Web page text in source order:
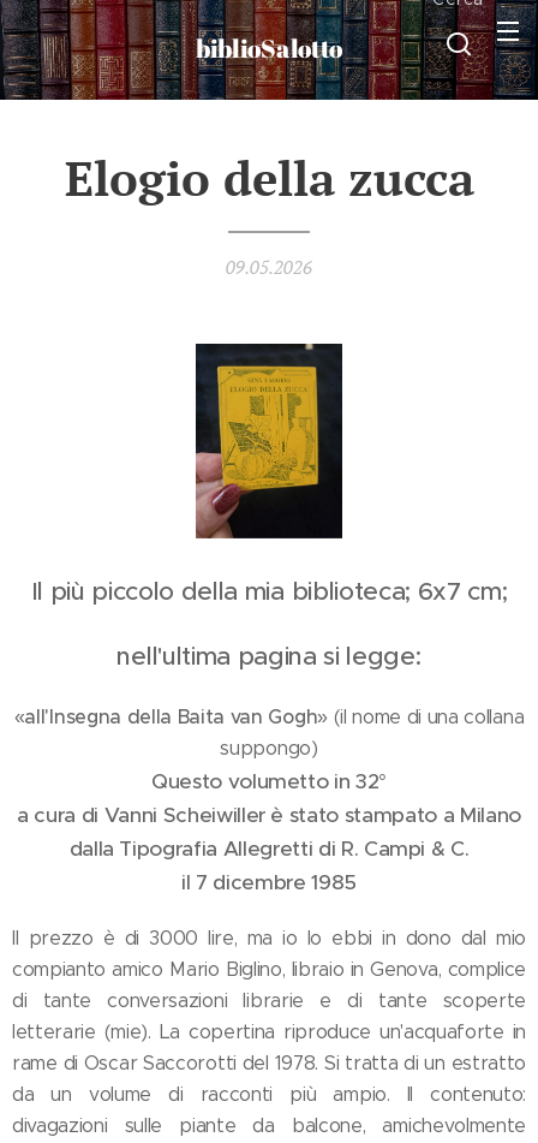
biblioSalotto
Elogio della zucca
09.05.2026
Il più piccolo della mia biblioteca; 6x7 cm;
nell'ultima pagina si legge:
«all'Insegna della Baita van Gogh»(il nome di una collana
suppongo)
Questo volumetto in 32°
a cura di Vanni Scheiwiller è stato stampato a Milano
dalla Tipografia Allegretti di R. Campi & C.
il 7 dicembre 1985
Il prezzo è di 3000 lire, ma io lo ebbi in dono dal mio
compianto amico Mario Biglino, libraio in Genova, complice
di tante conversazioni librarie e di tante scoperte
letterarie (mie). La copertina riproduce un'acquaforte in
rame di Oscar Saccorotti del 1978. Si tratta di un estratto
da un volume di racconti più ampio. Il contenuto:
divagazioni sulle piante da balcone, amichevolmente